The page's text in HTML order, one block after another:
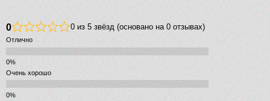
0 0 из 5 звёзд (основано на 0 отзывах)
Отлично
Очень хорошо